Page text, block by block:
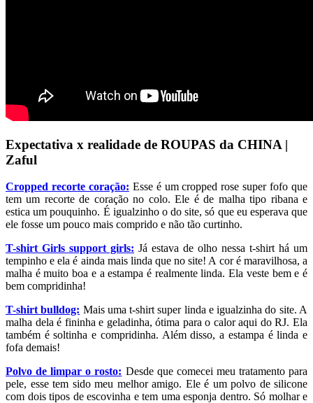
Expectativa x realidade de ROUPAS da CHINA |
Zaful
Cropped recorte coração: Esse é um cropped rose super fofo que
tem um recorte de coração no colo. Ele é de malha tipo ribana e
estica um pouquinho. É igualzinho o do site, só que eu esperava que
ele fosse um pouco mais comprido e não tão curtinho.
T-shirt Girls support girls: Já estava de olho nessa t-shirt há um
tempinho e ela é ainda mais linda que no site! A cor é maravilhosa, a
malha é muito boa e a estampa é realmente linda. Ela veste bem e é
bem compridinha!
T-shirt bulldog: Mais uma t-shirt super linda e igualzinha do site. A
malha dela é fininha e geladinha, ótima para o calor aqui do RJ. Ela
também é soltinha e compridinha. Além disso, a estampa é linda e
fofa demais!
Polvo de limpar o rosto: Desde que comecei meu tratamento para
pele, esse tem sido meu melhor amigo. Ele é um polvo de silicone
com dois tipos de escovinha e tem uma esponja dentro. Só molhar e